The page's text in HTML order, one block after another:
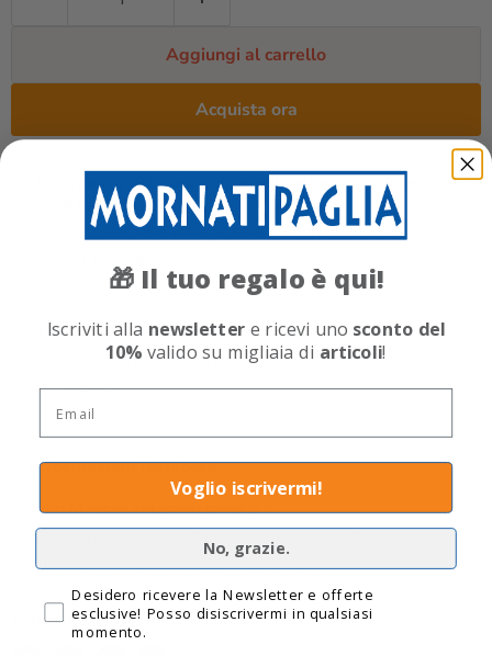
Aggiungi al carrello
Acquista ora
Questo articolo è disponibile per il ritiro in
negozio
La spedizione in negozio è sempre gratuita!Scopri il
Consegna espressa disponibile 1-4 giorni
Spedizione gratuita per tutti gli ordini superiori a
60,00€
Informazioni fornitore
Spin Master International B.V.
Kingsfordweg 151, 1043 Gr, Amsterdam, Olanda
Sito web: https://www.spinmaster.com/
Condividi questo:
🎁 Il tuo regalo è qui!
Iscriviti alla newslettere ricevi uno sconto del
10% valido su migliaia di articoli!
Voglio iscrivermi!
No, grazie.
Privacy
Desidero ricevere la Newsletter e offerte
esclusive! Posso disiscrivermi in qualsiasi
momento.